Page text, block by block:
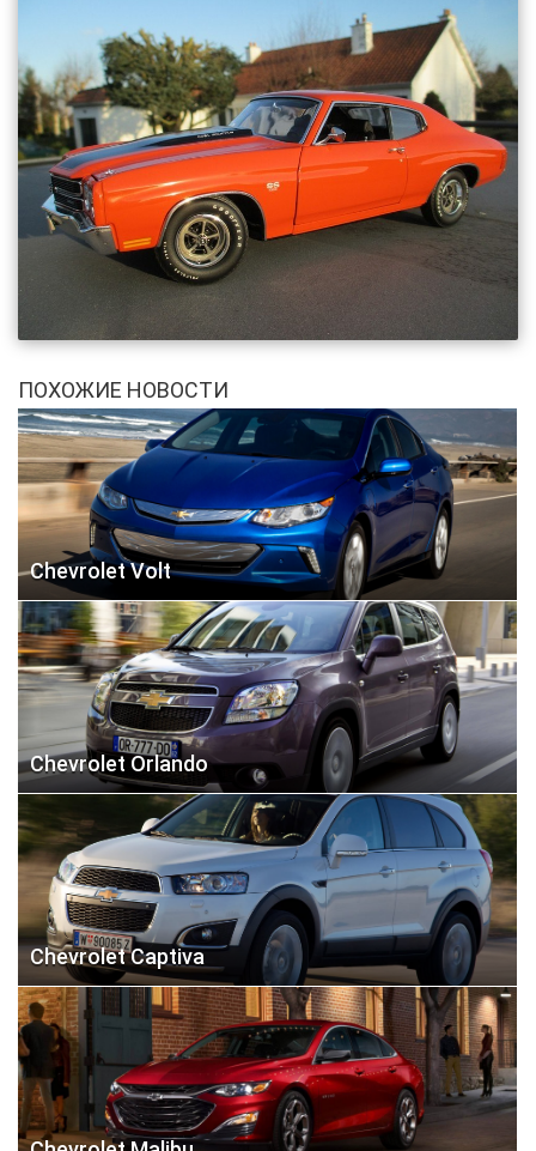
ПОХОЖИЕ НОВОСТИ
Chevrolet Volt
Chevrolet Orlando
Chevrolet Captiva